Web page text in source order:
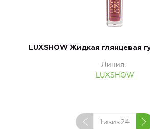
LUXSHOW Жидкая глянцевая
Линия
LUXSHOW
1 изиз24